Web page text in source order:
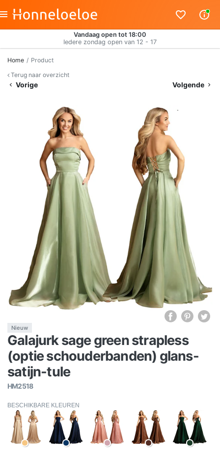
Vandaag open tot 18:00
Iedere zondag open van 12 - 17
Home
Product
Terug naar overzicht
Vorige Volgende
Nieuw
Galajurk sage green strapless
(optie schouderbanden) glans-
satijn-tule
HM2518
BESCHIKBARE KLEUREN